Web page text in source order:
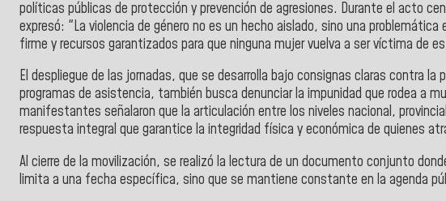
políticas públicas de protección y prevención de agresiones. Durante el acto
expresó: "La violencia de género no es un hecho aislado, sino una
firme y recursos garantizados para que ninguna mujer vuelva a ser víctima de
El despliegue de las jornadas, que se desarrolla bajo consignas claras contra
programas de asistencia, también busca denunciar la impunidad que rodea a
manifestantes señalaron que la articulación entre los niveles nacional,
respuesta integral que garantice la integridad física y económica de quienes
Al cierre de la movilización, se realizó la lectura de un documento conjunto
limita a una fecha específica, sino que se mantiene constante en la agenda